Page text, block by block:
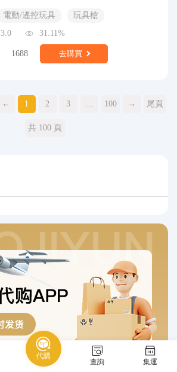
代購
查詢 集運
電動/遙控玩具
玩具槍
3.0 31.11%
1688 去購買
← 1 2 3 100 → 尾頁
共 100 頁